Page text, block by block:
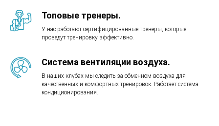
Топовые тренеры.
У нас работают сертифицированные тренеры, которые
проведут тренировку эффективно.
Система вентиляции воздуха.
В наших клубах мы следить за обменном воздуха для
качественных и комфортных тренировок. Работает система
кондиционирования.